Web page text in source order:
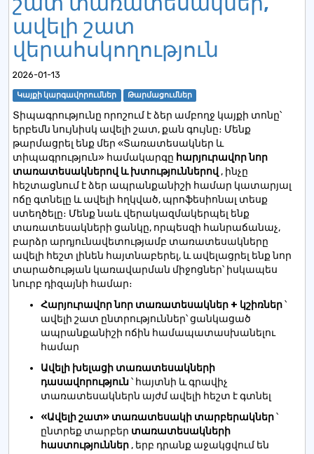
ավելի շատ
վերահսկողություն
2026-01-13
Կայքի կարգավորումներ Թարմացումներ
Տիպագրությունը որոշում է ձեր ամբողջ կայքի տոնը՝
երբեմն նույնիսկ ավելի շատ, քան գույնը։ Մենք
թարմացրել ենք մեր «Տառատեսակներ և
տիպագրություն» համակարգը հարյուրավոր նոր
տառատեսակներով և խտություններով , ինչը
հեշտացնում է ձեր ապրանքանիշի համար կատարյալ
ոճը գտնելը և ավելի հղկված, պրոֆեսիոնալ տեսք
ստեղծելը։ Մենք նաև վերակազմակերպել ենք
տառատեսակների ցանկը, որպեսզի հանրաճանաչ,
բարձր արդյունավետությամբ տառատեսակները
ավելի հեշտ լինեն հայտնաբերել, և ավելացրել ենք նոր
տարածության կառավարման միջոցներ՝ իսկապես
նուրբ դիզայնի համար։
Հարյուրավոր նոր տառատեսակներ + կշիռներ՝
ավելի շատ ընտրություններ՝ ցանկացած
ապրանքանիշի ոճին համապատասխանելու
համար
Ավելի խելացի տառատեսակների
դասավորություն՝ հայտնի և գրավիչ
տառատեսակներն այժմ ավելի հեշտ է գտնել
«Ավելի շատ» տառատեսակի տարբերակներ՝
ընտրեք տարբեր տառատեսակների
հաստություններ, երբ դրանք աջակցվում են